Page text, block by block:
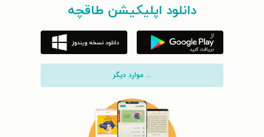
دانلود اپلیکیشن طاقچه
... موارد دیگر